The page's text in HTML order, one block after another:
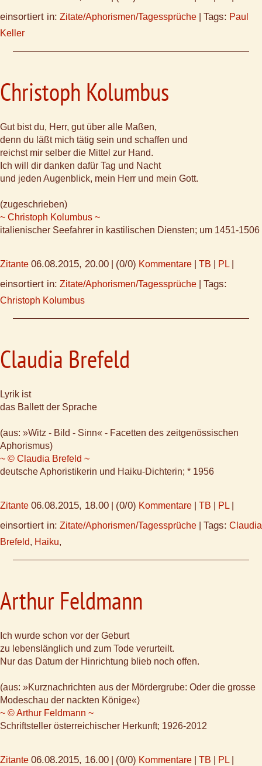
einsortiert in: Zitate/Aphorismen/Tagessprüche Tags: Paul
Keller
Christoph Kolumbus
Gut bist du, Herr, gut über alle Maßen,
denn du läßt mich tätig sein und schaffen und
reichst mir selber die Mittel zur Hand.
Ich will dir danken dafür Tag und Nacht
und jeden Augenblick, mein Herr und mein Gott.
(zugeschrieben)
~ Christoph Kolumbus ~
italienischer Seefahrer in kastilischen Diensten; um 1451-1506
Zitante 06.08.2015, 20.00 (0/0) Kommentare TB PL
einsortiert in: Zitate/Aphorismen/Tagessprüche Tags:
Christoph Kolumbus
Claudia Brefeld
Lyrik ist
das Ballett der Sprache
(aus: »Witz - Bild - Sinn« - Facetten des zeitgenössischen
Aphorismus)
~ © Claudia Brefeld ~
deutsche Aphoristikerin und Haiku-Dichterin; * 1956
Zitante 06.08.2015, 18.00 (0/0) Kommentare TB PL
einsortiert in: Zitate/Aphorismen/Tagessprüche Tags: Claudia
Brefeld, Haiku,
Arthur Feldmann
Ich wurde schon vor der Geburt
zu lebenslänglich und zum Tode verurteilt.
Nur das Datum der Hinrichtung blieb noch offen.
(aus: »Kurznachrichten aus der Mördergrube: Oder die grosse
Modeschau der nackten Könige«)
~ © Arthur Feldmann ~
Schriftsteller österreichischer Herkunft; 1926-2012
Zitante 06.08.2015, 16.00 (0/0) Kommentare TB PL